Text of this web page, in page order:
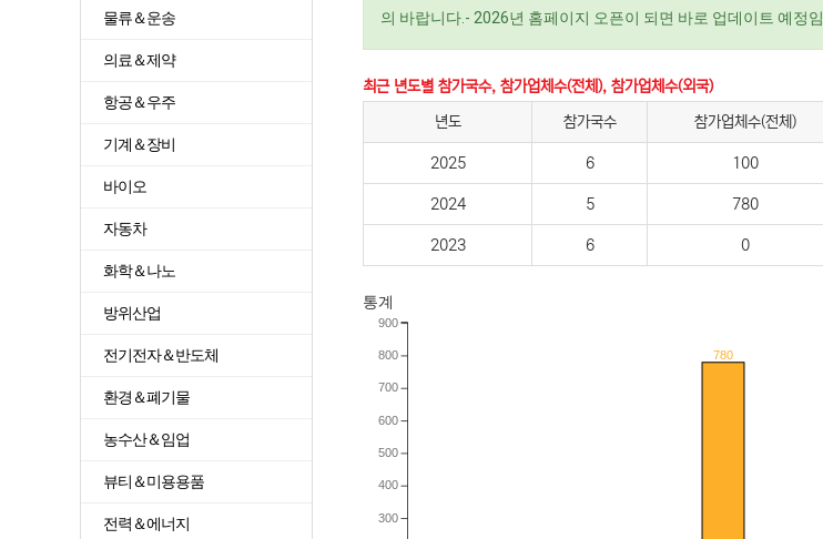
의 바랍니다.- 2026년 홈페이지 오픈이 되면 바로 업데이트 예정임
최근 년도별 참가국수, 참가업체수(전체), 참가업체수(외국)
년도
참가국수 참가업체수(전체)
2025 6 100
2024 5 780
2023 6 0
통계
780
300
400
500
600
700
800
900
물류＆운송
의료＆제약
항공＆우주
기계＆장비
바이오
자동차
화학＆나노
방위산업
전기전자＆반도체
환경＆폐기물
농수산＆임업
뷰티＆미용용품
전력＆에너지